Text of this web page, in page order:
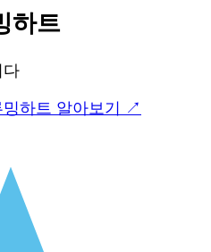
하트
다
하트 알아보기 ↗